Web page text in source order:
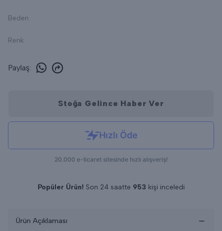
Beden
Renk
Paylaş:
Stoğa Gelince Haber Ver
Popüler Ürün! Son 24 saatte 953 kişi inceledi
Ürün Açıklaması